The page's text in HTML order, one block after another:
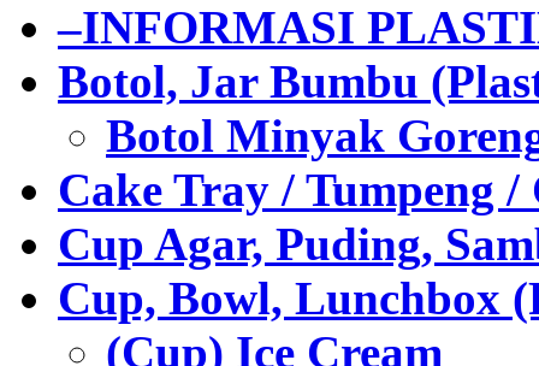
–INFORMASI
Botol, Jar Bumbu
Botol Minyak
Cake Tray / Tumpeng /
Cup Agar, Puding,
Cup, Bowl, Lunchbox
(Cup) Ice Cream